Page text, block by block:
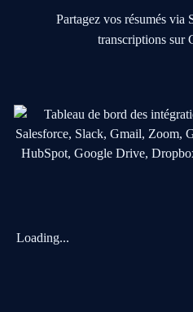
Partagez vos résumés via
transcriptions sur
Loading...